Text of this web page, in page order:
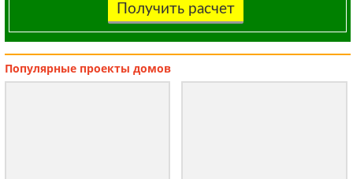
Получить расчет
Популярные проекты домов